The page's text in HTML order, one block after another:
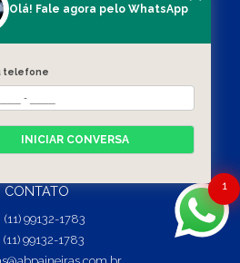
ENDEREÇO
- Sertãozinho, Mauá - SP
DE ATENDIMENTO
das 8:00h às 13:00h
CONTATO
(11) 99132-1783
(11) 99132-1783
1
Olá! Fale agora pelo WhatsApp
telefone
INICIAR CONVERSA